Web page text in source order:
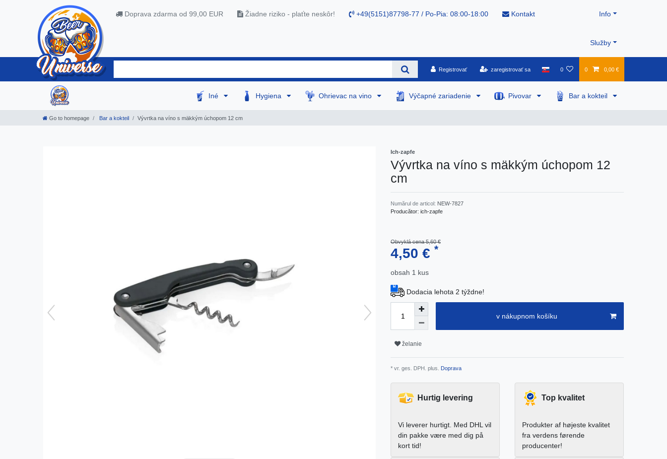
Doprava zdarma od 99,00 EUR Žiadne riziko - plaťte neskôr! +49(5151)87798-77 / Po-Pia: 08:00-18:00 Kontakt Info
Služby
Registrovať zaregistrovať sa 0 0 0,00 €
Iné Hygiena Ohrievac na vino Výčapné zariadenie Pivovar Bar a kokteil
Go to homepage Bar a kokteil Vývrtka na víno s mäkkým úchopom 12 cm
Ich-zapfe
Vývrtka na víno s mäkkým úchopom 12
cm
Numărul de articol: NEW-7827
Producător: ich-zapfe
Obvyklá cena 5,60 €
4,50 € *
obsah 1 kus
Dodacia lehota 2 týždne!
v nákupnom košíku
želanie
* vr. ges. DPH. plus. Doprava
Hurtig levering
Vi leverer hurtigt. Med DHL vil
din pakke være med dig på
kort tid!
Top kvalitet
Produkter af højeste kvalitet
fra verdens førende
producenter!